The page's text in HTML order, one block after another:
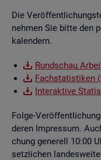
Die
neh­men Sie bitte den
ka­len­dern.
Rund­schau
Fach­sta­tis­ti­ken
In­ter­ak­ti­ve
Folge-
deren Im­pres­sum.
chung ge­ne­rell 10:00
setz­li­chen